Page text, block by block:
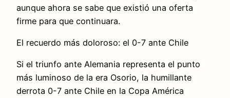
aunque ahora se sabe que existió una oferta
firme para que continuara.
El recuerdo más doloroso: el 0-7 ante Chile
Si el triunfo ante Alemania representa el punto
más luminoso de la era Osorio, la humillante
derrota 0-7 ante Chile en la Copa América